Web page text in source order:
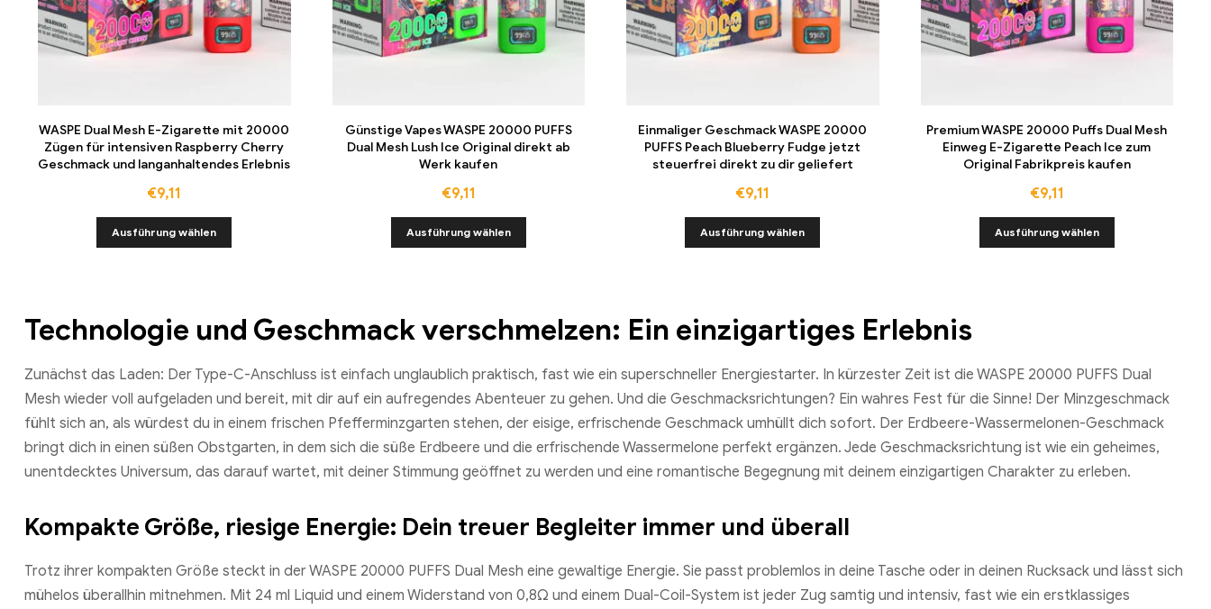
WASPE Dual Mesh E-Zigarette mit 20000
Zügen für intensiven Raspberry Cherry
Geschmack und langanhaltendes Erlebnis
€9,11
Ausführung wählen
Günstige Vapes WASPE 20000 PUFFS
Dual Mesh Lush Ice Original direkt ab
Werk kaufen
€9,11
Ausführung wählen
Einmaliger Geschmack WASPE 20000
PUFFS Peach Blueberry Fudge jetzt
steuerfrei direkt zu dir geliefert
€9,11
Ausführung wählen
Premium WASPE 20000 Puffs Dual Mesh
Einweg E-Zigarette Peach Ice zum
Original Fabrikpreis kaufen
€9,11
Ausführung wählen
Technologie und Geschmack verschmelzen: Ein einzigartiges Erlebnis
Zunächst das Laden: Der Type-C-Anschluss ist einfach unglaublich praktisch, fast wie ein superschneller Energiestarter. In kürzester Zeit ist die WASPE 20000 PUFFS Dual
Mesh wieder voll aufgeladen und bereit, mit dir auf ein aufregendes Abenteuer zu gehen. Und die Geschmacksrichtungen? Ein wahres Fest für die Sinne! Der Minzgeschmack
fühlt sich an, als würdest du in einem frischen Pfefferminzgarten stehen, der eisige, erfrischende Geschmack umhüllt dich sofort. Der Erdbeere-Wassermelonen-Geschmack
bringt dich in einen süßen Obstgarten, in dem sich die süße Erdbeere und die erfrischende Wassermelone perfekt ergänzen. Jede Geschmacksrichtung ist wie ein geheimes,
unentdecktes Universum, das darauf wartet, mit deiner Stimmung geöffnet zu werden und eine romantische Begegnung mit deinem einzigartigen Charakter zu erleben.
Kompakte Größe, riesige Energie: Dein treuer Begleiter immer und überall
Trotz ihrer kompakten Größe steckt in der WASPE 20000 PUFFS Dual Mesh eine gewaltige Energie. Sie passt problemlos in deine Tasche oder in deinen Rucksack und lässt sich
mühelos überallhin mitnehmen. Mit 24 ml Liquid und einem Widerstand von 0,8Ω und einem Dual-Coil-System ist jeder Zug samtig und intensiv, fast wie ein erstklassiges